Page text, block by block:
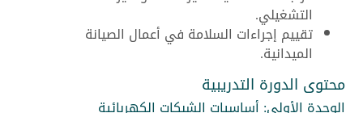
التشغيلي.
تقييم إجراءات السلامة في أعمال الصيانة
الميدانية.
محتوى الدورة التدريبية
الوحدة الأولى: أساسيات الشبكات الكهربائية